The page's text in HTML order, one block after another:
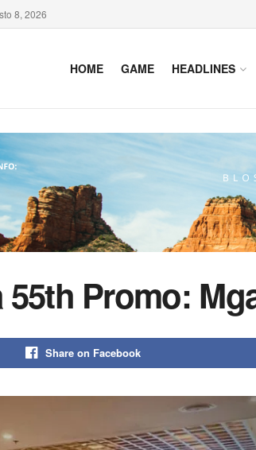
8, 2026
HOME GAME HEADLINES
Promo:
Share on Facebook